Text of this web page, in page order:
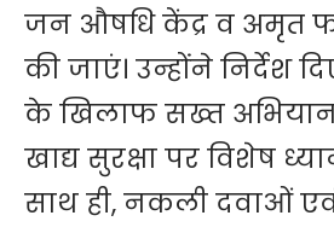
जन औषधि केंद्र व अमृत
की जाएं। उन्होंने निर्देश
के खिलाफ सख्त
खाद्य सुरक्षा पर विशेष
साथ ही, नकली दवाओं